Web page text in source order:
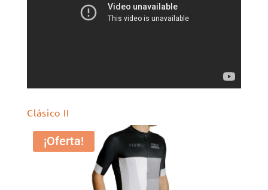
Clásico II
¡Oferta!